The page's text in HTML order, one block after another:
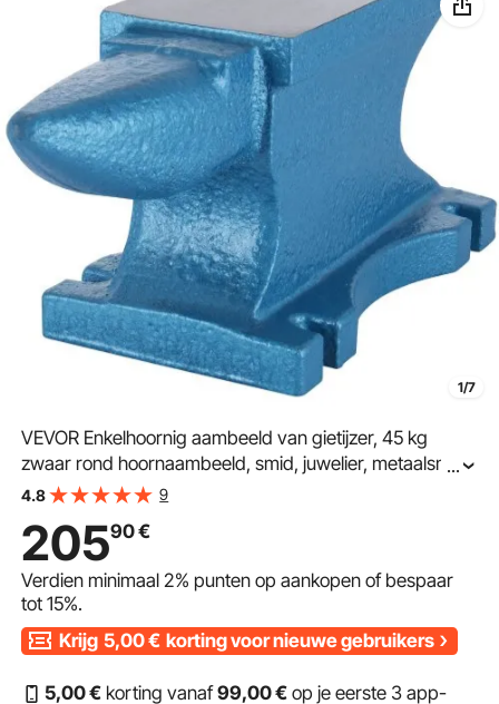
1/7
VEVOR Enkelhoornig aambeeld van gietijzer, 45 kg
zwaar rond hoornaambeeld, smid, juwelier, metaalsmid,
smidsgereedschap, gietijzeren aambeeld,
...
4.8 9
20590€
Verdien minimaal2% punten op aankopen of bespaar
tot15%.
Krijg 5,00€ korting voor nieuwe gebruikers
5,00€ korting vanaf99,00€ op je eerste 3 app-